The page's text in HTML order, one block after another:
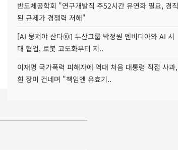
반도체공학회 "연구개발직 주52시간 유연화 필요, 경직
된 규제가 경쟁력 저해"
[AI 뭉쳐야 산다⑩] 두산그룹 박정원 엔비디아와 AI 시
대 협업, 로봇 고도화부터 저..
이재명 국가폭력 피해자에 역대 처음 대통령 직접 사과,
흰 장미 건네며 "책임엔 유효기..